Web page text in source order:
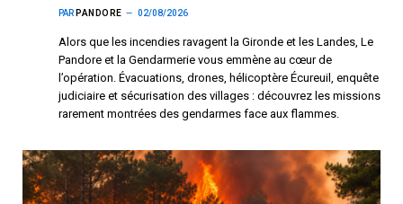
PAR PANDORE 02/08/2026
Alors que les incendies ravagent la Gironde et les Landes, Le
Pandore et la Gendarmerie vous emmène au cœur de
l’opération. Évacuations, drones, hélicoptère Écureuil, enquête
judiciaire et sécurisation des villages : découvrez les missions
rarement montrées des gendarmes face aux flammes.